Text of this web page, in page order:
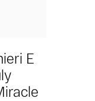
E